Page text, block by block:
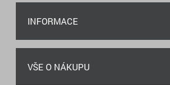
INFORMACE
VŠE O NÁKUPU